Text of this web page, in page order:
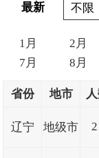
最新
1月 2月
7月
8月
省份 地市
辽宁 地级市